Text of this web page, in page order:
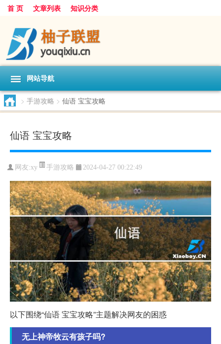
首 页 文章列表 知识分类
网站导航
> 手游攻略 > 仙语 宝宝攻略
仙语 宝宝攻略
网友:xy 手游攻略 2024-04-27 00:22:49
以下围绕“仙语 宝宝攻略”主题解决网友的困惑
无上神帝牧云有孩子吗?